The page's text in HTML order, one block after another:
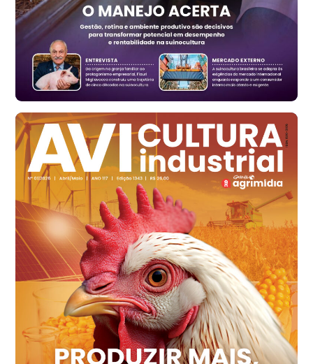
Ovo Vermelho - Regional
Vermelho
R$ 168,86
cx
Ovo Branco - Regional
Santa Maria do Jetibá (ES)
R$ 139,62
cx
Ovo Branco - Regional
Recife (PE)
R$ 144,92
cx
Ovo Vermelho - Regional
Recife (PE)
R$ 154,89
cx